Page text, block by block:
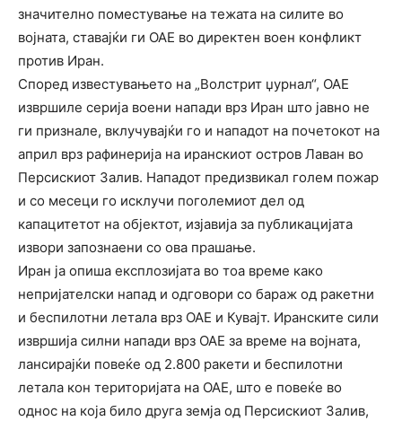
значително поместување на тежата на силите во
војната, ставајќи ги ОАЕ во директен воен конфликт
против Иран.
Според известувањето на „Волстрит џурнал“, ОАЕ
извршиле серија воени напади врз Иран што јавно не
ги признале, вклучувајќи го и нападот на почетокот на
април врз рафинерија на иранскиот остров Лаван во
Персискиот Залив. Нападот предизвикал голем пожар
и со месеци го исклучи поголемиот дел од
капацитетот на објектот, изјавија за публикацијата
извори запознаени со ова прашање.
Иран ја опиша експлозијата во тоа време како
непријателски напад и одговори со бараж од ракетни
и беспилотни летала врз ОАЕ и Кувајт. Иранските сили
извршија силни напади врз ОАЕ за време на војната,
лансирајќи повеќе од 2.800 ракети и беспилотни
летала кон територијата на ОАЕ, што е повеќе во
однос на која било друга земја од Персискиот Залив,